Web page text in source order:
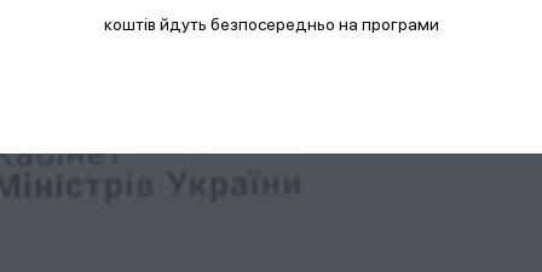
коштів йдуть безпосередньо на програми